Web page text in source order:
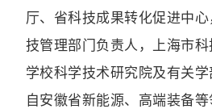
厅、省科技成果转化促进中
技管理部门负责人，上海市科
学校科学技术研究院及有关
自安徽省新能源、高端装备